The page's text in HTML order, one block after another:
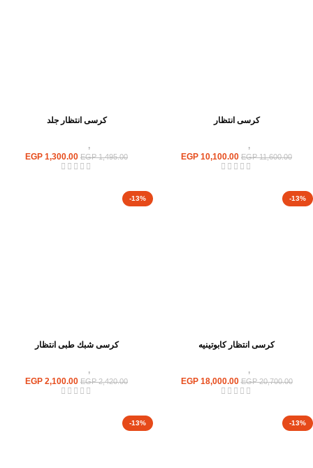
كرسى انتظار
,
EGP11,600.00
EGP 10,100.00
كرسى انتظار جلد
,
EGP1,495.00
EGP 1,300.00
-13%
كرسى انتظار كابوتينيه
,
EGP20,700.00
EGP18,000.00
-13%
كرسى شبك طبى انتظار
,
EGP2,420.00
EGP 2,100.00
-13%
-13%